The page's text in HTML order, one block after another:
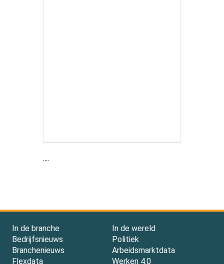
....
In de branche
Bedrijfsnieuws
Branchenieuws
Flexdata
In de wereld
Politiek
Arbeidsmarktdata
Werken 4.0